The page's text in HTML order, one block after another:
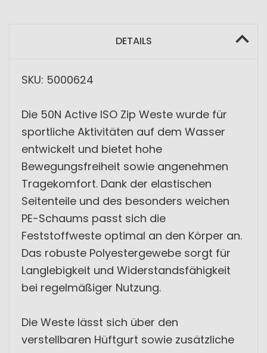
DETAILS
SKU: 5000624
Die 50N Active ISO Zip Weste wurde für
sportliche Aktivitäten auf dem Wasser
entwickelt und bietet hohe
Bewegungsfreiheit sowie angenehmen
Tragekomfort. Dank der elastischen
Seitenteile und des besonders weichen
PE-Schaums passt sich die
Feststoffweste optimal an den Körper an.
Das robuste Polyestergewebe sorgt für
Langlebigkeit und Widerstandsfähigkeit
bei regelmäßiger Nutzung.
Die Weste lässt sich über den
verstellbaren Hüftgurt sowie zusätzliche